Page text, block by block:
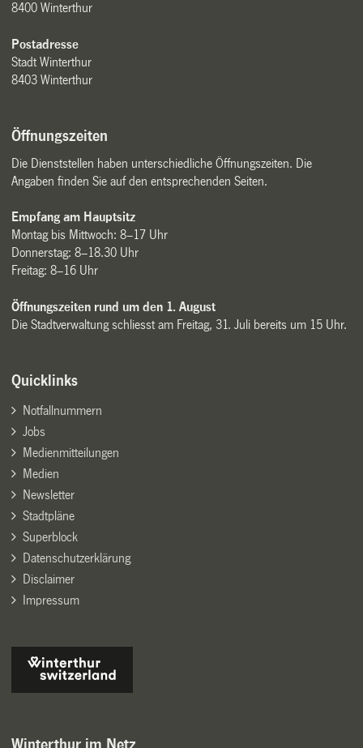
8400 Winterthur
Postadresse
Stadt Winterthur
8403 Winterthur
Öffnungszeiten
Die Dienststellen haben unterschiedliche Öffnungszeiten. Die
Angaben finden Sie auf den entsprechenden Seiten.
Empfang am Hauptsitz
Montag bis Mittwoch: 8–17 Uhr
Donnerstag: 8–18.30 Uhr
Freitag: 8–16 Uhr
Öffnungszeiten rund um den 1. August
Die Stadtverwaltung schliesst am Freitag, 31. Juli bereits um 15 Uhr.
Quicklinks
Notfallnummern
Jobs
Medienmitteilungen
Medien
Newsletter
Stadtpläne
Superblock
Datenschutzerklärung
Disclaimer
Impressum